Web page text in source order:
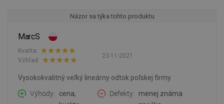
Názor sa týka tohto produktu
MarcS
23-11-2021
Kvalita:
Vzhľad:
Vysokokvalitný veľký lineárny odtok poľskej firmy.
Výhody
cena,
Defekty
menej známa